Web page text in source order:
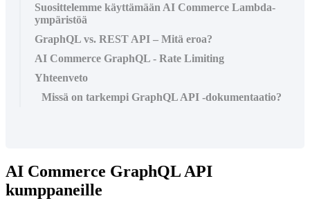
Suosittelemme käyttämään AI Commerce Lambda-
ympäristöä
GraphQL vs. REST API – Mitä eroa?
AI Commerce GraphQL - Rate Limiting
Yhteenveto
Missä on tarkempi GraphQL API -dokumentaatio?
AI Commerce GraphQL API
kumppaneille